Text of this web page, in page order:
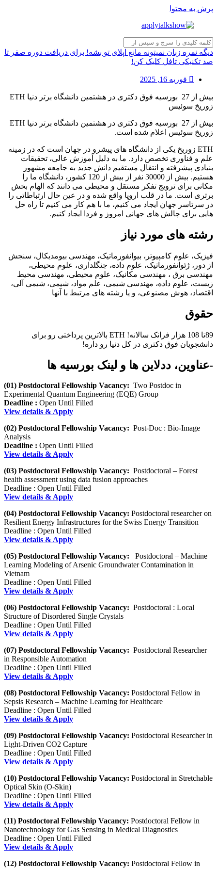
پرش به محتوا
دیگه نمره زبان نمیتونه مانع اپلای تو بشه! برای دریافت دوره صفر تا
صد تکنیکی تافل کلیک کن!
فوریه 16, 2025
بیش از 27 بورسیه فوق دکتری در هشتمین دانشگاه برتر دنیا ETH
زوریخ سوئیس
بیش از 27 بورسیه فوق دکتری در هشتمین دانشگاه برتر دنیا ETH
زوریخ سوئیس اعلام شده است.
ETH زوریخ یکی از دانشگاه های پیشرو در جهان است که در زمینه
علم و فناوری تخصص دارد. ما به دلیل آموزش عالی، تحقیقات
بنیادی پیشرفته و انتقال مستقیم دانش جدید به جامعه مشهور
هستیم. بیش از 30000 نفر از بیش از 120 کشور، دانشگاه ما را
مکانی برای ترویج تفکر مستقل و محیطی می دانند که الهام بخش
برتری است. ما در قلب اروپا واقع شده و در عین حال ارتباطاتی را
در سرتاسر جهان ایجاد می کنیم، ما با هم کار می کنیم تا راه حل
هایی برای چالش های جهانی امروز و فردا ایجاد کنیم.
رشته های مورد نیاز
فیزیک، علوم کامپیوتر، بیوانفورماتیک، مهندسی بیومدیکال، سنجش
از دور، ژئوانفورماتیک، علوم داده، جنگلداری، علوم محیطی،
مهندسی برق ، مهندسی مکانیک، علوم محیطی، مهندسی محیط
زیست، علوم داده، مهندسی شیمی، علم مواد، شیمی، شیمی آلی،
اقتصاد، هوش مصنوعی، و یا رشته های مرتبط با آنها
حقوق
89تا 108 هزار فرانک سالانه! ETH بالاترین پرداختی رو برای
دانشجویان فوق دکتری در کل دنیا رو داره!
-عناوین، ددلاین ها و لینک بورسیه ها
(01) Postdoctoral Fellowship Vacancy: Two Postdoc in
Experimental Quantum Engineering (EQE) Group
Deadline : Open Until Filled
View details & Apply
(02) Postdoctoral Fellowship Vacancy: Post-Doc : Bio-Image
Analysis
Deadline : Open Until Filled
View details & Apply
(03) Postdoctoral Fellowship Vacancy: Postdoctoral – Forest
health assessment using data fusion approaches
Deadline : Open Until Filled
View details & Apply
(04) Postdoctoral Fellowship Vacancy: Postdoctoral researcher on
Resilient Energy Infrastructures for the Swiss Energy Transition
Deadline : Open Until Filled
View details & Apply
(05) Postdoctoral Fellowship Vacancy: Postdoctoral – Machine
Learning Modeling of Arsenic Groundwater Contamination in
Vietnam
Deadline : Open Until Filled
View details & Apply
(06) Postdoctoral Fellowship Vacancy: Postdoctoral : Local
Structure of Disordered Single Crystals
Deadline : Open Until Filled
View details & Apply
(07) Postdoctoral Fellowship Vacancy: Postdoctoral Researcher
in Responsible Automation
Deadline : Open Until Filled
View details & Apply
(08) Postdoctoral Fellowship Vacancy: Postdoctoral Fellow in
Sepsis Research – Machine Learning for Healthcare
Deadline : Open Until Filled
View details & Apply
(09) Postdoctoral Fellowship Vacancy: Postdoctoral Researcher in
Light-Driven CO2 Capture
Deadline : Open Until Filled
View details & Apply
(10) Postdoctoral Fellowship Vacancy: Postdoctoral in Stretchable
Optical Skin (O-Skin)
Deadline : Open Until Filled
View details & Apply
(11) Postdoctoral Fellowship Vacancy: Postdoctoral Fellow in
Nanotechnology for Gas Sensing in Medical Diagnostics
Deadline : Open Until Filled
View details & Apply
(12) Postdoctoral Fellowship Vacancy: Postdoctoral Fellow in